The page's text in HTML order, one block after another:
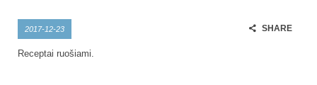
2017-12-23 SHARE
Receptai ruošiami.